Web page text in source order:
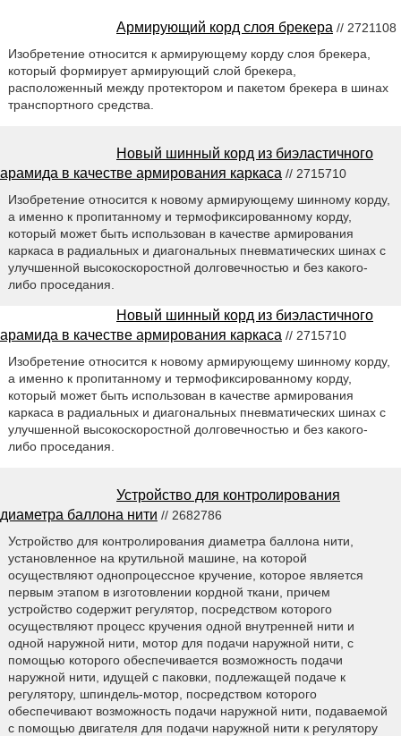
Армирующий корд слоя брекера // 2721108
Изобретение относится к армирующему корду слоя брекера,
который формирует армирующий слой брекера,
расположенный между протектором и пакетом брекера в шинах
транспортного средства.
Новый шинный корд из биэластичного
арамида в качестве армирования каркаса // 2715710
Изобретение относится к новому армирующему шинному корду,
а именно к пропитанному и термофиксированному корду,
который может быть использован в качестве армирования
каркаса в радиальных и диагональных пневматических шинах с
улучшенной высокоскоростной долговечностью и без какого-
либо проседания.
Новый шинный корд из биэластичного
арамида в качестве армирования каркаса // 2715710
Изобретение относится к новому армирующему шинному корду,
а именно к пропитанному и термофиксированному корду,
который может быть использован в качестве армирования
каркаса в радиальных и диагональных пневматических шинах с
улучшенной высокоскоростной долговечностью и без какого-
либо проседания.
Устройство для контролирования
диаметра баллона нити // 2682786
Устройство для контролирования диаметра баллона нити,
установленное на крутильной машине, на которой
осуществляют однопроцессное кручение, которое является
первым этапом в изготовлении кордной ткани, причем
устройство содержит регулятор, посредством которого
осуществляют процесс кручения одной внутренней нити и
одной наружной нити, мотор для подачи наружной нити, с
помощью которого обеспечивается возможность подачи
наружной нити, идущей с паковки, подлежащей подаче к
регулятору, шпиндель-мотор, посредством которого
обеспечивают возможность подачи наружной нити, подаваемой
с помощью двигателя для подачи наружной нити к регулятору